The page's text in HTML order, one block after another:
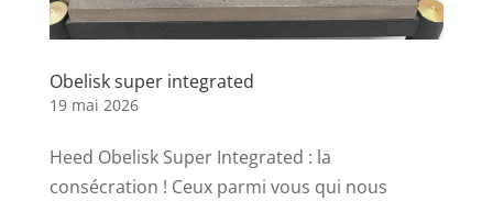
Obelisk super integrated
19 mai 2026
Heed Obelisk Super Integrated : la
consécration ! Ceux parmi vous qui nous